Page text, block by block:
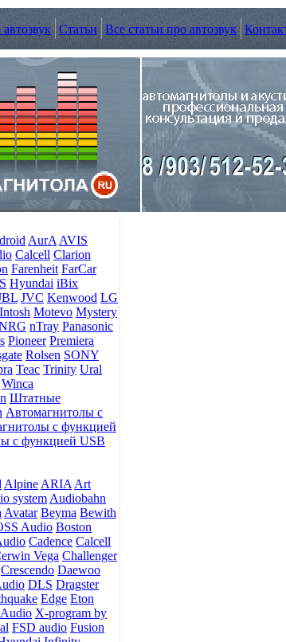
Статьи Все статьи про автозвук
AurA AVIS
Calcell Clarion
Farenheit FarCar
Hyundai iBix
JVC Kenwood LG
Motevo Mystery
nTray Panasonic
Pioneer Premiera
Rolsen SONY
Teac Trinity Ural
Winca
Штатные
Автомагнитолы с
с функцией
с функцией USB
Alpine ARIA Art
system Audiobahn
Avatar Beyma Bewith
Audio Boston
Cadence Calcell
Vega Challenger
Crescendo Daewoo
DLS Dragster
Edge Eton
X-program by
FSD audio Fusion